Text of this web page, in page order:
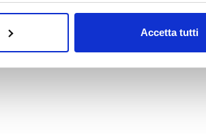
Accetta tutti